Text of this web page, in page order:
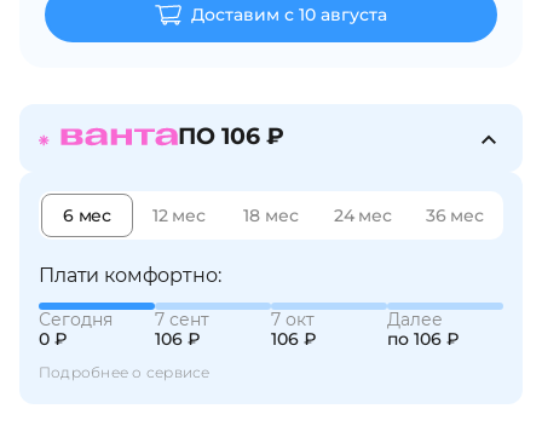
Доставим с 10 августа
ПО 106 ₽
6 мес 12 мес 18 мес 24 мес 36 мес
Плати комфортно:
Сегодня
0 ₽
7 сент
106 ₽
7 окт
106 ₽
Далее
по 106 ₽
Подробнее о сервисе
раз в 2
недели
8 800 302-02-51
plait.ru